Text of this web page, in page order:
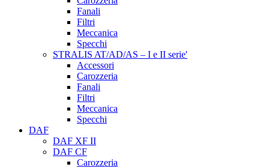
Fanali
Filtri
Meccanica
Specchi
STRALIS AT/AD/AS – I e II serie'
Accessori
Carozzeria
Fanali
Filtri
Meccanica
Specchi
DAF
DAF XF II
DAF CF
Carozzeria